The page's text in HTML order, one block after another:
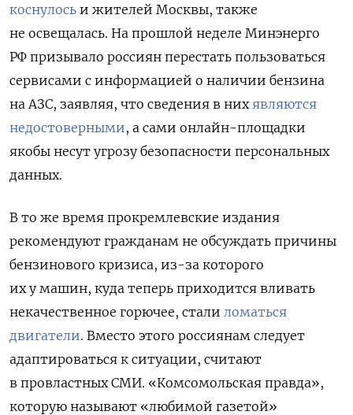
коснулось и жителей Москвы, также
не освещалась. На прошлой неделе Минэнерго
РФ призывало россиян перестать пользоваться
сервисами с информацией о наличии бензина
на АЗС, заявляя, что сведения в них являются
недостоверными, а сами онлайн-площадки
якобы несут угрозу безопасности персональных
данных.
В то же время прокремлевские издания
рекомендуют гражданам не обсуждать причины
бензинового кризиса, из-за которого
их у машин, куда теперь приходится вливать
некачественное горючее, стали ломаться
двигатели. Вместо этого россиянам следует
адаптироваться к ситуации, считают
в провластных СМИ. «Комсомольская правда»,
которую называют «любимой газетой»